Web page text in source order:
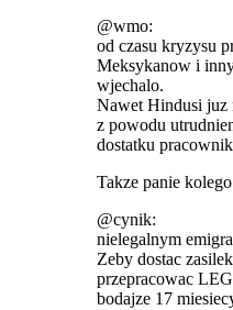
@wmo:
od czasu kryzysu
Meksykanow i
wjechalo.
Nawet Hindusi juz
z powodu
dostatku
Takze panie
@cynik:
nielegalnym
Zeby dostac
przepracowac
bodajze 17